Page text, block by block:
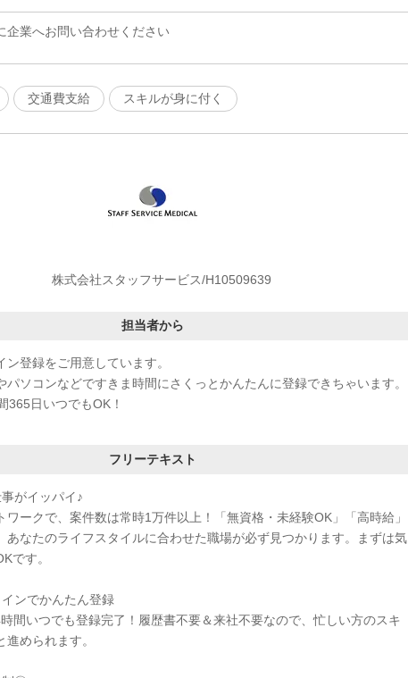
企業へお問い合わせください
交通費支給 スキルが身に付く
株式会社スタッフサービス/H10509639
担当者から
登録をご用意しています。
パソコンなどですきま時間にさくっとかんたんに登録できちゃいます。
365日いつでもOK！
フリーテキスト
がイッパイ♪
ワークで、案件数は常時1万件以上！「無資格・未経験OK」「高時給」
あなたのライフスタイルに合わせた職場が必ず見つかります。まずは気
です。
ンでかんたん登録
間いつでも登録完了！履歴書不要＆来社不要なので、忙しい方のスキ
められます。